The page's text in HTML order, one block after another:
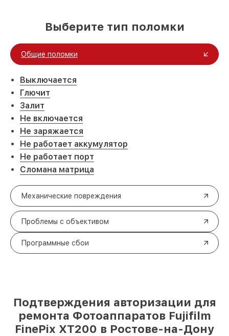
Выберите тип поломки
Общие поломки
Выключается
Глючит
Залит
Не включается
Не заряжается
Не работает аккумулятор
Не работает порт
Сломана матрица
Механические повреждения
Проблемы с объективом
Программные сбои
Подтверждения авторизации для
ремонта Фотоаппаратов Fujifilm
FinePix XT200 в Ростове-на-Дону